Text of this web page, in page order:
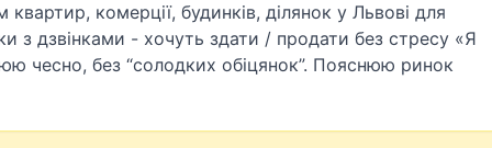
комерції, будинків, ділянок у Львові для
з дзвінками - хочуть здати / продати без стресу «Я
чесно, без “солодких обіцянок”. Пояснюю ринок